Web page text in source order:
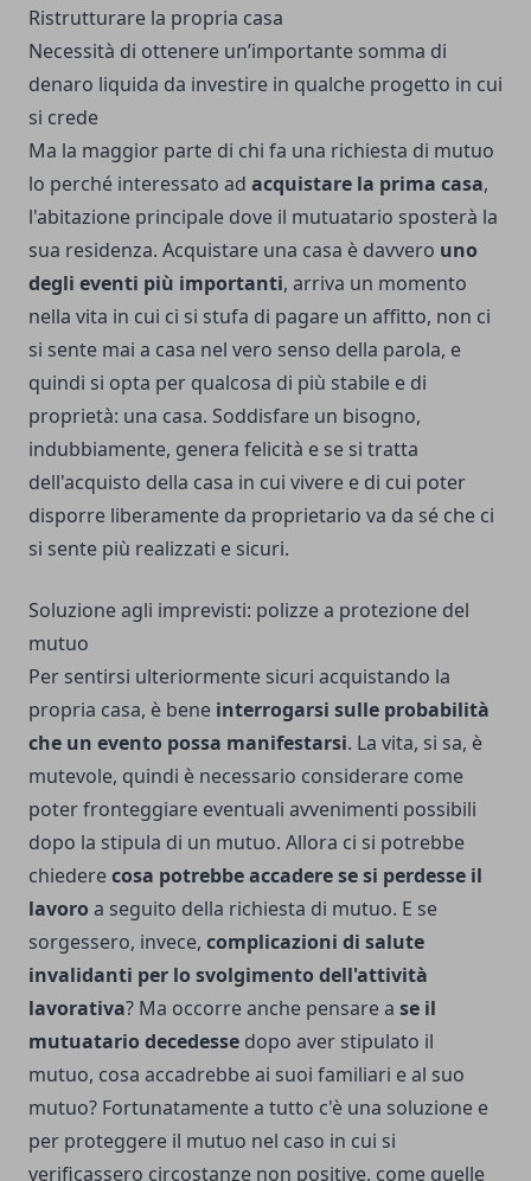
Ristrutturare la propria casa
Necessità di ottenere un’importante somma di
denaro liquida da investire in qualche progetto in cui
si crede
Ma la maggior parte di chi fa una richiesta di mutuo
lo perché interessato ad acquistare la prima casa,
l'abitazione principale dove il mutuatario sposterà la
sua residenza. Acquistare una casa è davvero uno
degli eventi più importanti, arriva un momento
nella vita in cui ci si stufa di pagare un affitto, non ci
si sente mai a casa nel vero senso della parola, e
quindi si opta per qualcosa di più stabile e di
proprietà: una casa. Soddisfare un bisogno,
indubbiamente, genera felicità e se si tratta
dell'acquisto della casa in cui vivere e di cui poter
disporre liberamente da proprietario va da sé che ci
si sente più realizzati e sicuri.
Soluzione agli imprevisti: polizze a protezione del
mutuo
Per sentirsi ulteriormente sicuri acquistando la
propria casa, è bene interrogarsi sulle probabilità
che un evento possa manifestarsi. La vita, si sa, è
mutevole, quindi è necessario considerare come
poter fronteggiare eventuali avvenimenti possibili
dopo la stipula di un mutuo. Allora ci si potrebbe
chiederecosa potrebbe accadere se si perdesse il
lavoro a seguito della richiesta di mutuo. E se
sorgessero, invece, complicazioni di salute
invalidanti per lo svolgimento dell'attività
lavorativa? Ma occorre anche pensare a se il
mutuatario decedesse dopo aver stipulato il
mutuo, cosa accadrebbe ai suoi familiari e al suo
mutuo? Fortunatamente a tutto c'è una soluzione e
per proteggere il mutuo nel caso in cui si
verificassero circostanze non positive, come quelle